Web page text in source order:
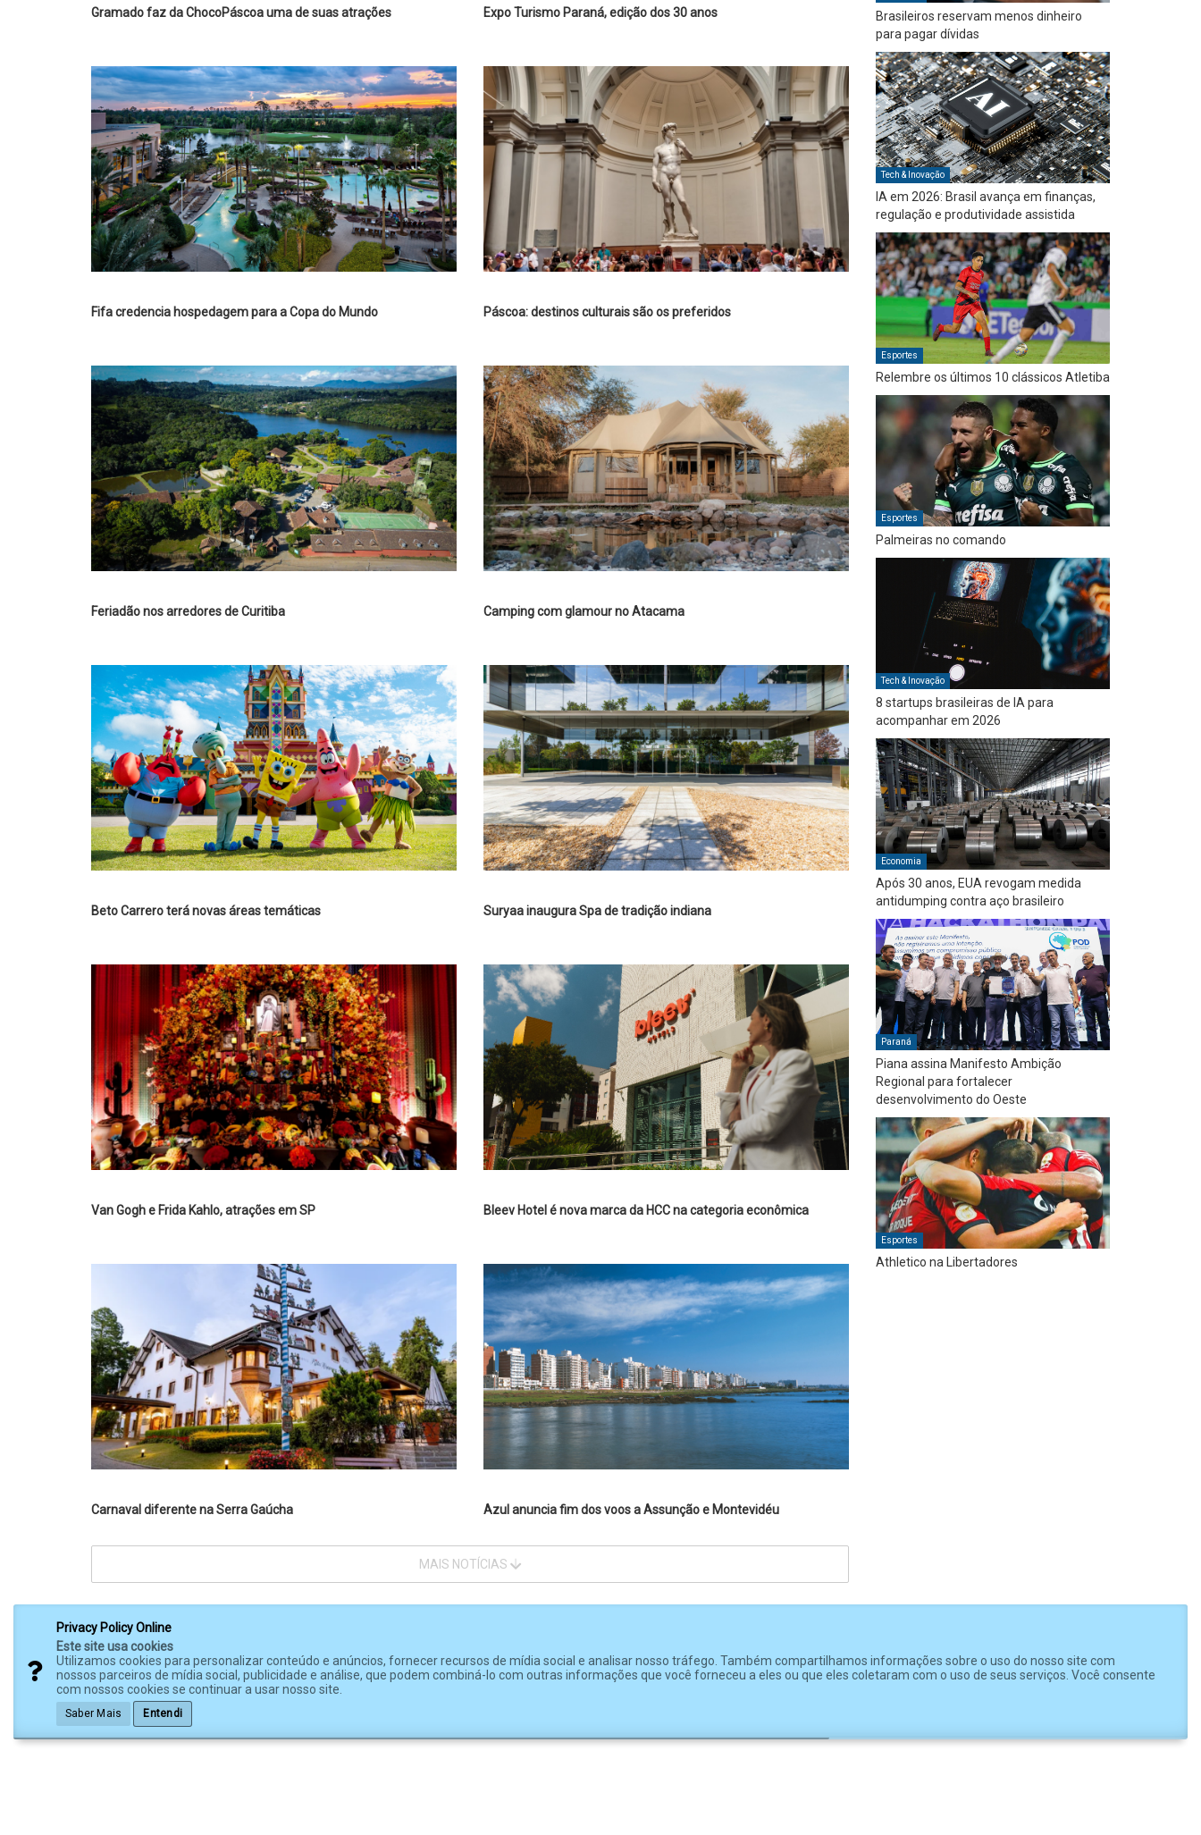
Gramado faz da ChocoPáscoa uma de suas atrações Expo Turismo Paraná, edição dos 30 anos
Fifa credencia hospedagem para a Copa do Mundo Páscoa: destinos culturais são os preferidos
Feriadão nos arredores de Curitiba Camping com glamour no Atacama
Beto Carrero terá novas áreas temáticas Suryaa inaugura Spa de tradição indiana
Van Gogh e Frida Kahlo, atrações em SP Bleev Hotel é nova marca da HCC na categoria econômica
Carnaval diferente na Serra Gaúcha Azul anuncia fim dos voos a Assunção e Montevidéu
MAIS NOTÍCIAS
Brasileiros reservam menos dinheiro
para pagar dívidas
Tech & Inovação
IA em 2026: Brasil avança em finanças,
regulação e produtividade assistida
Esportes
Relembre os últimos 10 clássicos Atletiba
Esportes
Palmeiras no comando
Tech & Inovação
8 startups brasileiras de IA para
acompanhar em 2026
Economia
Após 30 anos, EUA revogam medida
antidumping contra aço brasileiro
Paraná
Piana assina Manifesto Ambição
Regional para fortalecer
desenvolvimento do Oeste
Esportes
Athletico na Libertadores
Privacy Policy Online
Este site usa cookies
Utilizamos cookies para personalizar conteúdo e anúncios, fornecer recursos de mídia social e analisar nosso tráfego. Também compartilhamos informações sobre o uso do nosso site com
nossos parceiros de mídia social, publicidade e análise, que podem combiná-lo com outras informações que você forneceu a eles ou que eles coletaram com o uso de seus serviços. Você consente
com nossos cookies se continuar a usar nosso site.
Saber Mais Entendi